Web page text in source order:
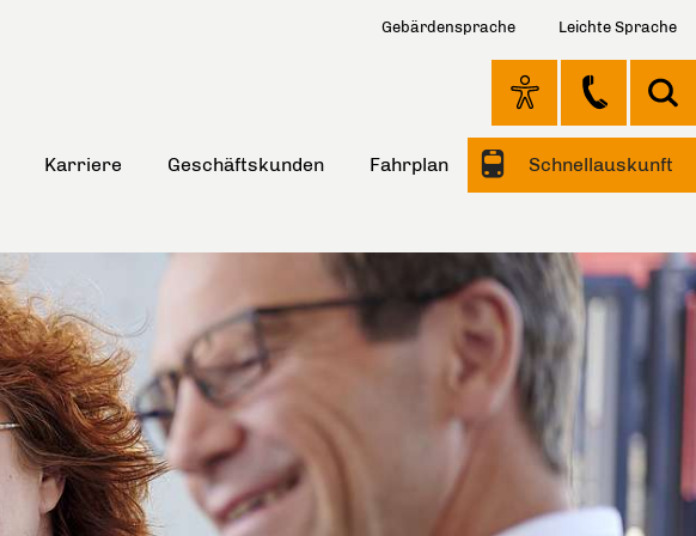
Gebärdensprache Leichte Sprache
Karriere Geschäftskunden Fahrplan Schnellauskunft